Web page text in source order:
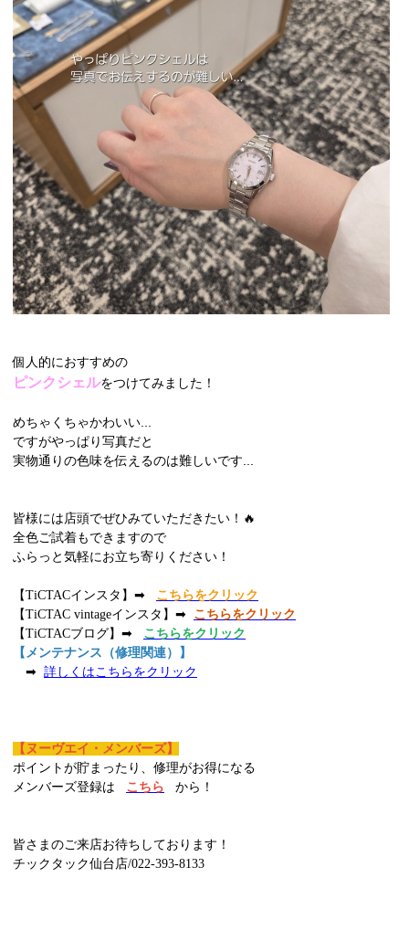
個人的におすすめの
ピンクシェルをつけてみました！
めちゃくちゃかわいい...
ですがやっぱり写真だと
実物通りの色味を伝えるのは難しいです...
皆様には店頭でぜひみていただきたい！🔥
全色ご試着もできますので
ふらっと気軽にお立ち寄りください！
【TiCTACインスタ】➡
こちらをクリック
【TiCTAC vintageインスタ】➡ こちらをクリック
【TiCTACブログ】➡
こちらをクリック
【メンテナンス（修理関連）】
➡ 詳しくはこちらをクリック
【ヌーヴエイ・メンバーズ】
ポイントが貯まったり、修理がお得になる
メンバーズ登録は
こちら から！
皆さまのご来店お待ちしております！
チックタック仙台店/022-393-8133